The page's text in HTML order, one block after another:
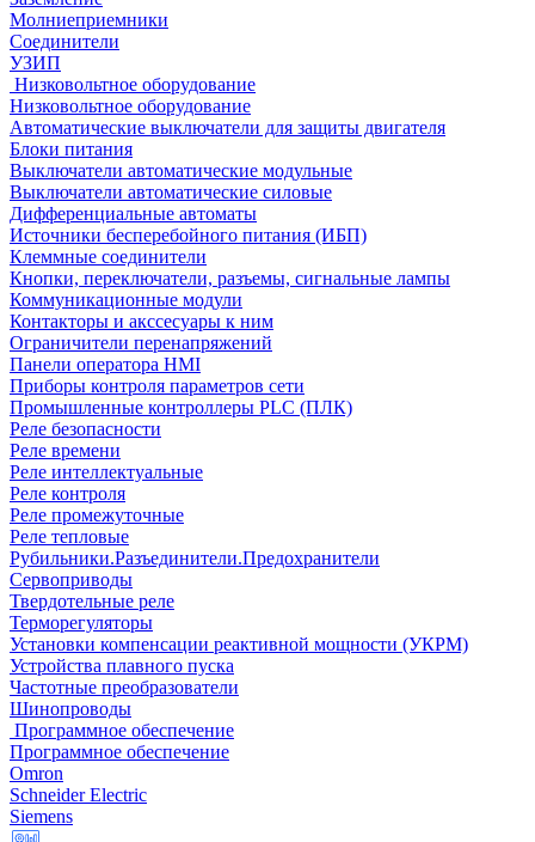
Молниеприемники
Соединители
УЗИП
Низковольтное оборудование
Низковольтное оборудование
Автоматические выключатели для защиты двигателя
Блоки питания
Выключатели автоматические модульные
Выключатели автоматические силовые
Дифференциальные автоматы
Источники бесперебойного питания (ИБП)
Клеммные соединители
Кнопки, переключатели, разъемы, сигнальные лампы
Коммуникационные модули
Контакторы и акссесуары к ним
Ограничители перенапряжений
Панели оператора HMI
Приборы контроля параметров сети
Промышленные контроллеры PLC (ПЛК)
Реле безопасности
Реле времени
Реле интеллектуальные
Реле контроля
Реле промежуточные
Реле тепловые
Рубильники.Разъединители.Предохранители
Сервоприводы
Твердотельные реле
Терморегуляторы
Установки компенсации реактивной мощности (УКРМ)
Устройства плавного пуска
Частотные преобразователи
Шинопроводы
Программное обеспечение
Программное обеспечение
Omron
Schneider Electric
Siemens